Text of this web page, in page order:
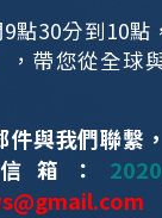
點30分到10點
，帶您從全球
與我們聯繫
箱：